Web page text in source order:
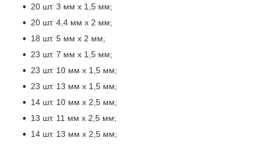
20 шт. 3 мм x 1,5 мм;
20 шт. 4,4 мм x 2 мм;
18 шт. 5 мм х 2 мм;
23 шт. 7 мм x 1,5 мм;
23 шт. 10 мм x 1,5 мм;
23 шт. 13 мм x 1,5 мм;
14 шт. 10 мм х 2,5 мм;
13 шт. 11 мм х 2,5 мм;
14 шт. 13 мм х 2,5 мм;